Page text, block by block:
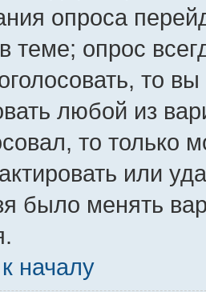
опроса
теме; опрос
то
любой из
то только
или
было менять
началу